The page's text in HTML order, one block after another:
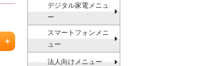
デジタル家電メニュ
ー
スマートフォンメニ
ュー
法人向けメニュー